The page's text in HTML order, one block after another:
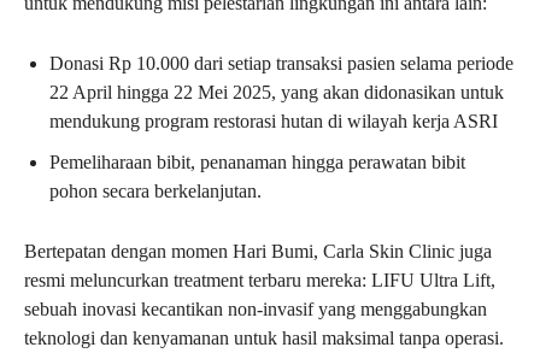
Donasi Rp 10.000 dari setiap transaksi pasien selama periode
22 April hingga 22 Mei 2025, yang akan didonasikan untuk
mendukung program restorasi hutan di wilayah kerja ASRI
Pemeliharaan bibit, penanaman hingga perawatan bibit
pohon secara berkelanjutan.
Bertepatan dengan momen Hari Bumi, Carla Skin Clinic juga
resmi meluncurkan treatment terbaru mereka: LIFU Ultra Lift,
sebuah inovasi kecantikan non-invasif yang menggabungkan
teknologi dan kenyamanan untuk hasil maksimal tanpa operasi.